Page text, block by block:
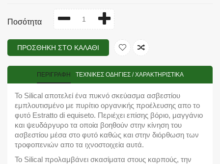
Ποσότητα
ΠΡΟΣΘΉΚΗ ΣΤΟ ΚΑΛΆΘΙ
ΠΕΡΙΓΡΑΦΉ TΕΧΝΙΚΈΣ ΟΔΗΓΊΕΣ / ΧΑΡΑΚΤΗΡΙΣΤΙΚΆ
Το Silical αποτελεί ένα πυκνό σκεύασμα ασβεστίου
εμπλουτισμένο με πυρίτιο οργανικής προέλευσης απο το
φυτό Estratto di equiseto. Περιέχει επίσης βόριο, μαγγάνιο
και ψευδάργυρο τα οποία βοηθούν στην κίνηση του
ασβεστίου μέσα στο φυτό καθώς και στην διόρθωση των
τροφοπενιών απο τα ιχνοστοιχεία αυτά.
Το Silical προλαμβάνει σκασίματα στους καρπούς, την